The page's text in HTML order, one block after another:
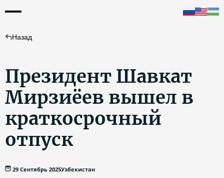
Назад
Президент Шавкат
Мирзиёев вышел в
краткосрочный
отпуск
29 Сентябрь 2025Узбекистан